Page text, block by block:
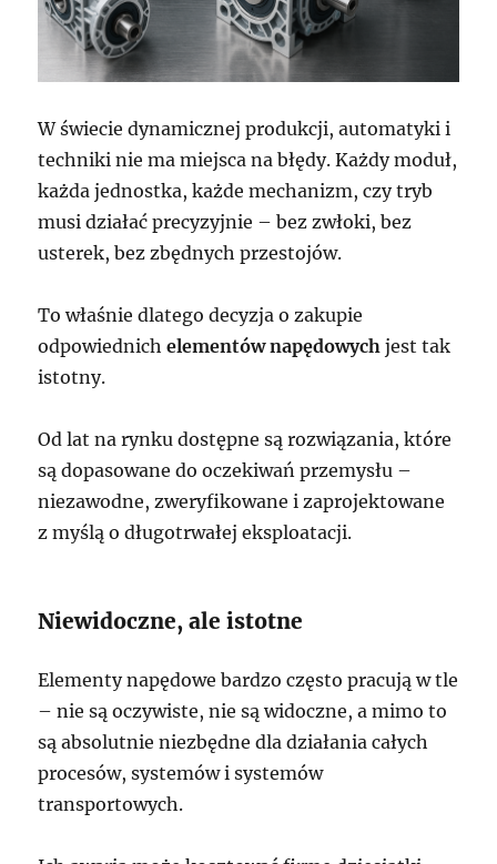
W świecie dynamicznej produkcji, automatyki i
techniki nie ma miejsca na błędy. Każdy moduł,
każda jednostka, każde mechanizm, czy tryb
musi działać precyzyjnie – bez zwłoki, bez
usterek, bez zbędnych przestojów.
To właśnie dlatego decyzja o zakupie
odpowiednichelementów napędowych jest tak
istotny.
Od lat na rynku dostępne są rozwiązania, które
są dopasowane do oczekiwań przemysłu –
niezawodne, zweryfikowane i zaprojektowane
z myślą o długotrwałej eksploatacji.
Niewidoczne, ale istotne
Elementy napędowe bardzo często pracują w tle
– nie są oczywiste, nie są widoczne, a mimo to
są absolutnie niezbędne dla działania całych
procesów, systemów i systemów
transportowych.